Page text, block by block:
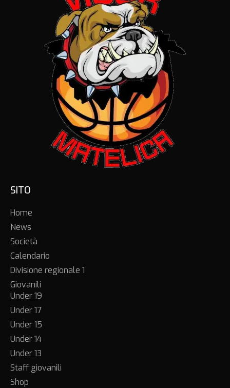
SITO
Home
News
Società
Calendario
Divisione regionale 1
Giovanili
Under 19
Under 17
Under 15
Under 14
Under 13
Staff giovanili
Shop